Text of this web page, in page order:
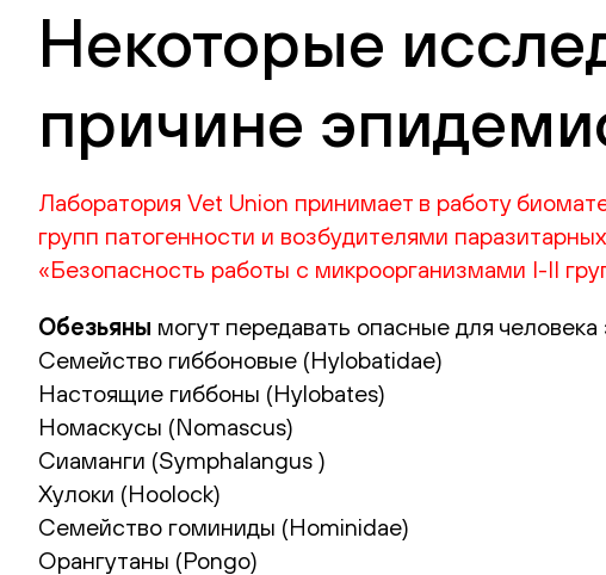
Некоторые
причине
Лаборатория Vet Union принимает в работу
групп патогенности и возбудителями
«Безопасность работы с микроорганизмами I-II
Обезьяны могут передавать опасные для
Семейство гиббоновые (Hylobatidae)
Настоящие гиббоны (Hylobates)
Номаскусы (Nomascus)
Сиаманги (Symphalangus )
Хулоки (Hoolock)
Семейство гоминиды (Hominidae)
Орангутаны (Pongo)